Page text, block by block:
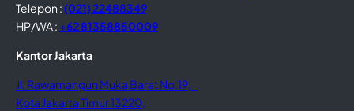
Telepon : (021) 22488349
HP/WA : +62 81358850009
Kantor Jakarta
Jl. Rawamangun Muka Barat No.19,
Kota Jakarta Timur 13220,